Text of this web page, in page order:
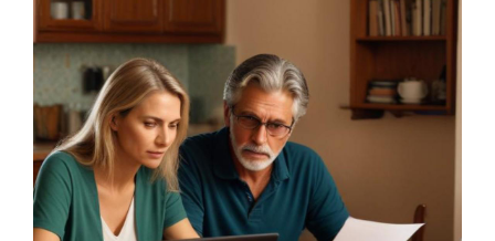
ayuda adicional para navegar este proceso complejo, no
dudes en contactar a un profesional como Iraido Rodriguez.
¡No estás solo en esto! Si te ha gustado este artículo o tienes
alguna pregunta adicional sobre cómo manejar tus impuestos
al vender tu vivienda, ¡déjanos un comentario! Estamos aquí
para ayudarte.
Preguntas Frecuentes